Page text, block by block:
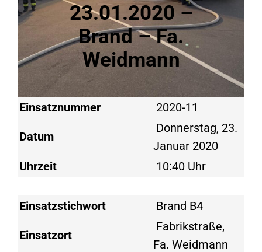
23.01.2020 –
Brand – Fa.
Weidmann
Einsatznummer 2020-11
Datum
Donnerstag, 23.
Januar 2020
Uhrzeit
10:40 Uhr
Einsatzstichwort Brand B4
Einsatzort
Fabrikstraße,
Fa. Weidmann